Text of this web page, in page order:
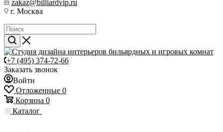
zakaz@billiardvip.ru
г. Москва
+7 (495) 374-72-66
Заказать звонок
Войти
Отложенные 0
Корзина 0
Каталог